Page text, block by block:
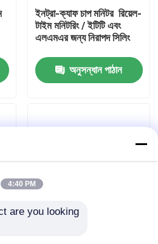
ইনট্রা-ক্যাফ চাপ মনিটর ️ রিয়েল-
টাইম মনিটরিং / ইটিটি এবং
এলএমএর জন্য নিরাপদ সিলিং
অনুসন্ধান পাঠান
4:40 PM
are you looking